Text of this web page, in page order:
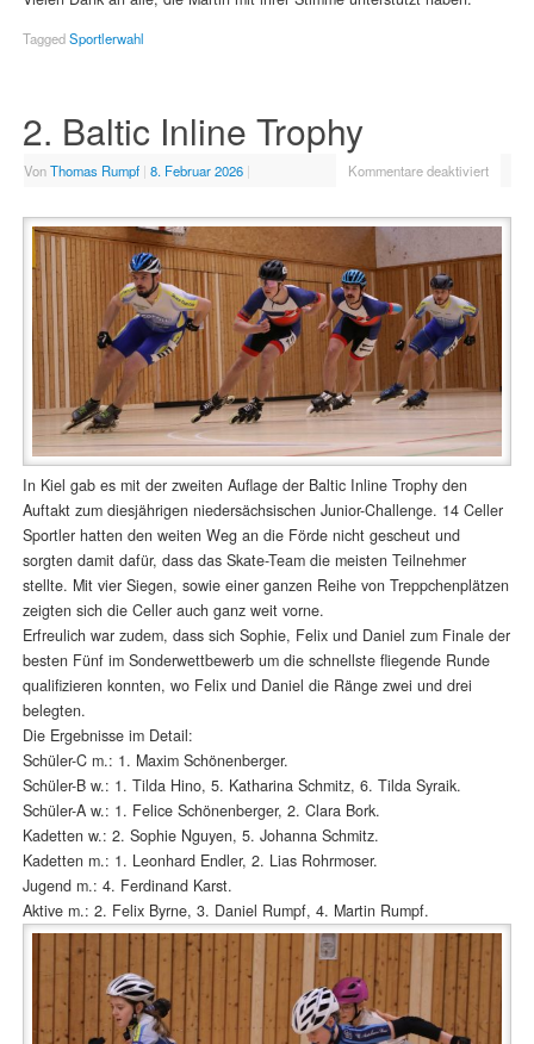
TaggedSportlerwahl
2. Baltic Inline Trophy
VonThomas Rumpf | 8. Februar 2026 | Kommentare deaktiviert
In Kiel gab es mit der zweiten Auflage der Baltic Inline Trophy den
Auftakt zum diesjährigen niedersächsischen Junior-Challenge. 14 Celler
Sportler hatten den weiten Weg an die Förde nicht gescheut und
sorgten damit dafür, dass das Skate-Team die meisten Teilnehmer
stellte. Mit vier Siegen, sowie einer ganzen Reihe von Treppchenplätzen
zeigten sich die Celler auch ganz weit vorne.
Erfreulich war zudem, dass sich Sophie, Felix und Daniel zum Finale der
besten Fünf im Sonderwettbewerb um die schnellste fliegende Runde
qualifizieren konnten, wo Felix und Daniel die Ränge zwei und drei
belegten.
Die Ergebnisse im Detail:
Schüler-C m.: 1. Maxim Schönenberger.
Schüler-B w.: 1. Tilda Hino, 5. Katharina Schmitz, 6. Tilda Syraik.
Schüler-A w.: 1. Felice Schönenberger, 2. Clara Bork.
Kadetten w.: 2. Sophie Nguyen, 5. Johanna Schmitz.
Kadetten m.: 1. Leonhard Endler, 2. Lias Rohrmoser.
Jugend m.: 4. Ferdinand Karst.
Aktive m.: 2. Felix Byrne, 3. Daniel Rumpf, 4. Martin Rumpf.